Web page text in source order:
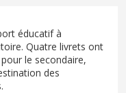
éducatif à
Quatre livrets ont
le secondaire,
des